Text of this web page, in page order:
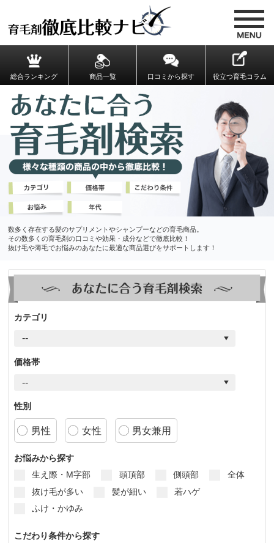
総合ランキング 商品一覧 口コミから探す 役立つ育毛コラム
数多く存在する髪のサプリメントやシャンプーなどの育毛商品。
その数多くの育毛剤の口コミや効果・成分などで徹底比較！
抜け毛や薄毛でお悩みのあなたに最適な商品選びをサポートします！
カテゴリ
価格帯
性別
男性 女性 男女兼用
お悩みから探す
生え際・M字部
頭頂部 側頭部
全体
抜け毛が多い
髪が細い
若ハゲ
ふけ・かゆみ
こだわり条件から探す